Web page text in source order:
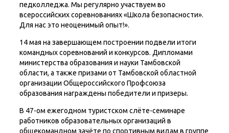
педколледжа. Мы регулярно участвуем во
всероссийских соревнованиях «Школа безопасности».
Для нас это неоценимый опыт!».
14 мая на завершающем построении подвели итоги
командных соревнований и конкурсов. Дипломами
министерства образования и науки Тамбовской
области, а также призами от Тамбовской областной
организации Общероссийского Профсоюза
образования награждены победители и призеры.
В 47-ом ежегодном туристском слёте-семинаре
работников образовательных организаций в
общекомандном зачёте по спортивным видам в группе